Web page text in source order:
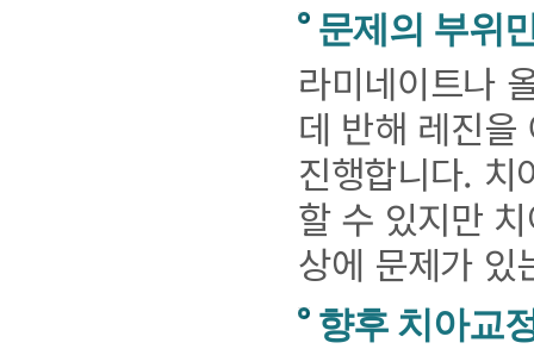
문제의 부위
라미네이트나
데 반해 레진을
진행합니다. 치
할 수 있지만
상에 문제가 있
향후 치아교